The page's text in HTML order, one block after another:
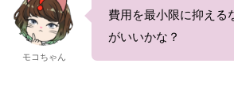
モコちゃん
費用を最小限に抑える
がいいかな？